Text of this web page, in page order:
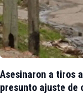
Asesinaron a tiros
presunto ajuste de